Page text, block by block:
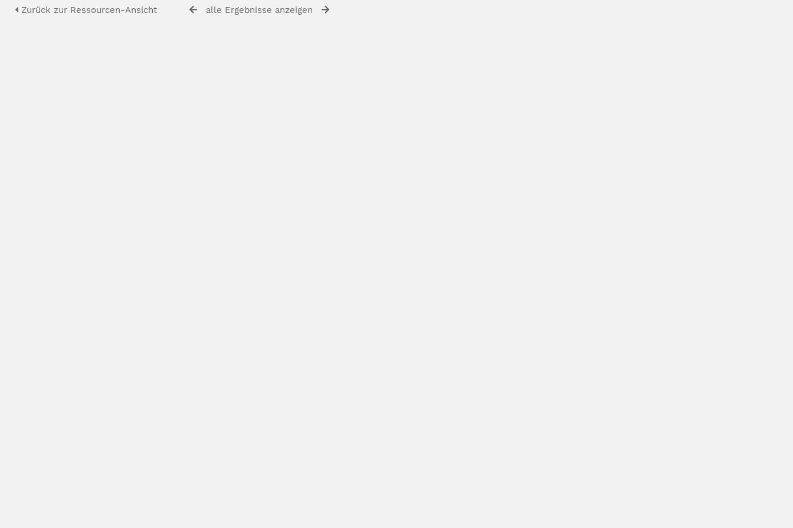
Zurück zur Ressourcen-Ansicht alle Ergebnisse anzeigen